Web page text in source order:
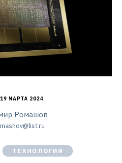
МАРТА 2024
Ромашов
ТЕХНОЛОГИИ